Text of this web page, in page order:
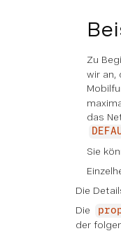
Zu
wir an,
das
Sie
Die
Die
der